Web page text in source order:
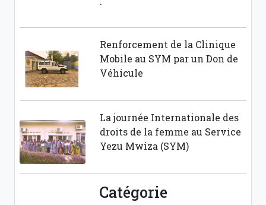
Renforcement de la Clinique
Mobile au SYM par un Don de
Véhicule
La journée Internationale des
droits de la femme au Service
Yezu Mwiza (SYM)
Catégorie